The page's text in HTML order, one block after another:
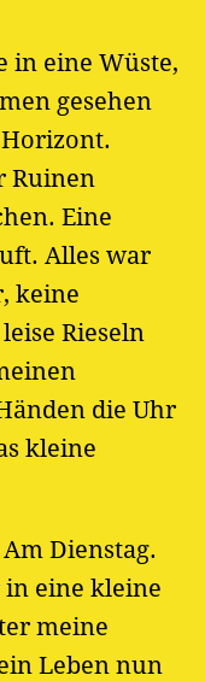
in eine Wüste,
gesehen
Ruinen
Eine
Alles war
keine
Rieseln
die Uhr
kleine
Dienstag.
in eine kleine
meine
Leben nun